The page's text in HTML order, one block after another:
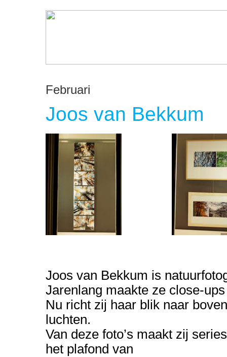
Februari
Joos van Bekkum
Joos van Bekkum is
Jarenlang maakte ze close-
Nu richt zij haar blik naar
luchten.
Van deze foto’s maakt zij
het plafond van